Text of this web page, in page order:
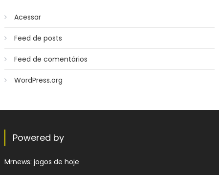
Acessar
Feed de posts
Feed de comentários
WordPress.org
Powered by
Mrnews: jogos de hoje